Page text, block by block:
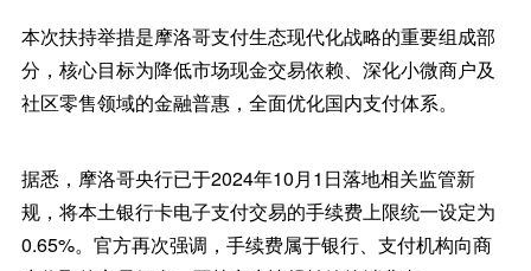
本次扶持举措是摩洛哥支付生态现代化战略的重要组成部
分，核心目标为降低市场现金交易依赖、深化小微商户及
社区零售领域的金融普惠，全面优化国内支付体系。
据悉，摩洛哥央行已于2024年10月1日落地相关监管新
规，将本土银行卡电子支付交易的手续费上限统一设定为
0.65%。官方再次强调，手续费属于银行、支付机构向商